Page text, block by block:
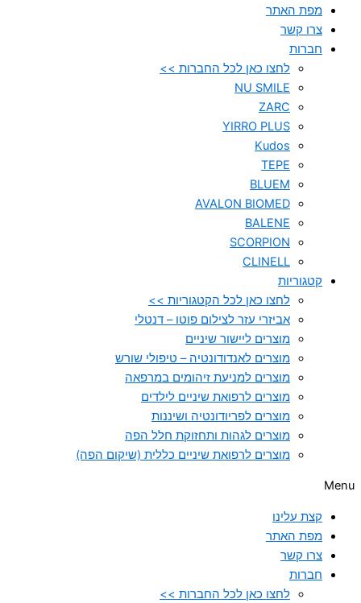
מפת האתר
צרו קשר
חברות
לחצו כאן לכל החברות >>
NU SMILE
ZARC
YIRRO PLUS
Kudos
TEPE
BLUEM
AVALON BIOMED
BALENE
SCORPION
CLINELL
קטגוריות
לחצו כאן לכל הקטגוריות >>
אביזרי עזר לצילום פוטו – דנטלי
מוצרים ליישור שיניים
מוצרים לאנדודונטיה – טיפולי שורש
מוצרים למניעת זיהומים במרפאה
מוצרים לרפואת שיניים לילדים
מוצרים לפריודונטיה ושיננות
מוצרים לגהות ותחזוקת חלל הפה
מוצרים לרפואת שיניים כללית (שיקום הפה)
Menu
קצת עלינו
מפת האתר
צרו קשר
חברות
לחצו כאן לכל החברות >>